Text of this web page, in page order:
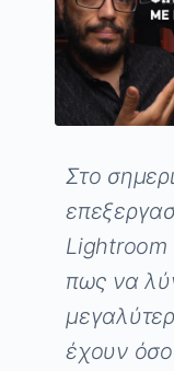
Στο
Lightroom
πως να
έχουν